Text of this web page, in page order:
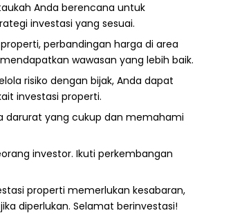
Anda berencana untuk
investasi yang sesuai.
perbandingan harga di area
wawasan yang lebih baik.
risiko dengan bijak, Anda dapat
investasi properti.
darurat yang cukup dan memahami
investor. Ikuti perkembangan
properti memerlukan kesabaran,
diperlukan. Selamat berinvestasi!